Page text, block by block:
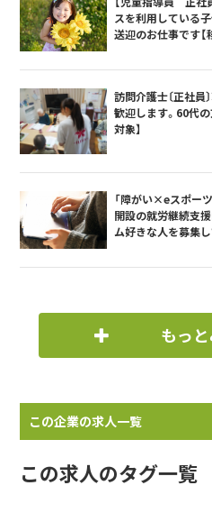
スを利用している
送迎のお仕事です【
訪問介護士〔正社員
歓迎します。60代の
対象】
「障がい×eスポー
開設の就労継続支
ム好きな人を募集し
もっ
この企業の求人一覧
この求人のタグ一覧